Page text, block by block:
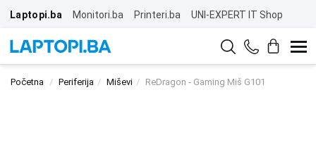
Laptopi.ba Monitori.ba Printeri.ba UNI-EXPERT IT Shop
Početna Periferija Miševi ReDragon - Gaming Miš G101